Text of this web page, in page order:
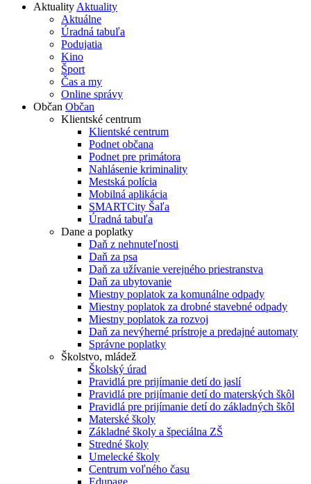
AktualityAktuality
Aktuálne
Úradná tabuľa
Podujatia
Kino
Šport
Čas a my
Online správy
Občan Občan
Klientské centrum
Klientské centrum
Podnet občana
Podnet pre primátora
Nahlásenie kriminality
Mestská polícia
Mobilná aplikácia
SMARTCity Šaľa
Úradná tabuľa
Dane a poplatky
Daň z nehnuteľnosti
Daň za psa
Daň za užívanie verejného priestranstva
Daň za ubytovanie
Miestny poplatok za komunálne odpady
Miestny poplatok za drobné stavebné odpady
Miestny poplatok za rozvoj
Daň za nevýherné prístroje a predajné automaty
Správne poplatky
Školstvo, mládež
Školský úrad
Pravidlá pre prijímanie detí do jaslí
Pravidlá pre prijímanie detí do materských škôl
Pravidlá pre prijímanie detí do základných škôl
Materské školy
Základné školy a špeciálna ZŠ
Stredné školy
Umelecké školy
Centrum voľného času